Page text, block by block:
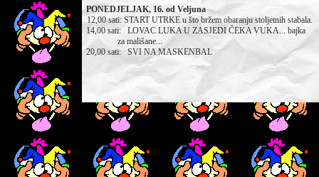
PONEDJELJAK, 16. od Veljuna
12,00 sati: START UTRKE u što bržem obaranju stoljetnih stabala.
14,00 sati: LOVAC LUKA U ZASJEDI ČEKA VUKA... bajka
za mališane...
20,00 sati: SVI NA MASKENBAL